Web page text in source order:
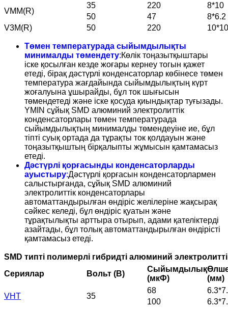
VMM(R)
35 220
8*10
50
47
8*6.2
V3M(R)
50 220 10*10
Төмен температурада сыйымдылықты
минималды төмендету:Көлік тоңазытқыштары
іске қосылған кезде жоғары кернеу тогын қажет
етеді, бірақ дәстүрлі конденсаторлар көбінесе төмен
температура жағдайында сыйымдылықтың күрт
жоғалуына ұшырайды, бұл ток шығысын
төмендетеді және іске қосуда қиындықтар туғызады.
YMIN сұйық SMD алюминий электролиттік
конденсаторлары төмен температурада
сыйымдылықтың минималды төмендеуіне ие, бұл
тіпті суық ортада да тұрақты ток қолдауын және
тоңазытқыштың бірқалыпты жұмысын қамтамасыз
етеді.
Дәстүрлі қорғасынды конденсаторларды
ауыстыру:Дәстүрлі қорғасын конденсаторлармен
салыстырғанда, сұйық SMD алюминий
электролиттік конденсаторлары
автоматтандырылған өндіріс желілеріне жақсырақ
сәйкес келеді, бұл өндіріс қуатын және
тұрақтылықты арттыра отырып, адами қателіктерді
азайтады, бұл толық автоматтандырылған өндірісті
қамтамасыз етеді.
SMD типті полимерлі гибридті алюминий
Сериялар
Вольт (В)
Сыйымдылық
(мкФ)
(мм)
VHT 35
68
100